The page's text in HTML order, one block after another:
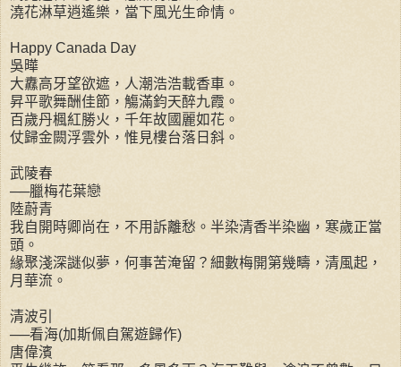
澆花淋草逍遙樂，當下風光生命情。
Happy Canada Day
吳曄
大纛高牙望欲遮，人潮浩浩載香車。
昇平歌舞酬佳節，觴滿鈞天醉九霞。
百歲丹楓紅勝火，千年故國麗如花。
仗歸金闕浮雲外，惟見樓台落日斜。
武陵春
──臘梅花葉戀
陸蔚青
我自開時卿尚在，不用訴離愁。半染清香半染幽，寒歲正當
頭。
緣聚淺深謎似夢，何事苦淹留？細數梅開第幾疇，清風起，
月華流。
清波引
──看海(加斯佩自駕遊歸作)
唐偉濱